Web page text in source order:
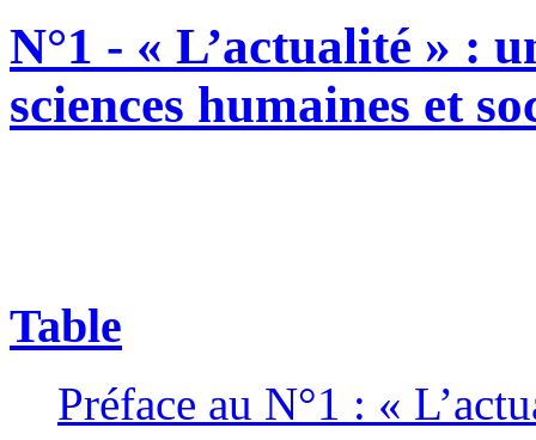
N°1 - « L’actualité » :
sciences humaines et
Table
Préface au N°1 : «